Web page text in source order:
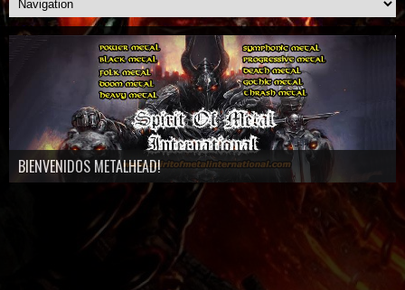
BIENVENIDOS METALHEAD!